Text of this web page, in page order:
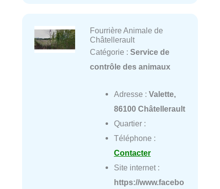
Fourrière Animale de
Châtellerault
Catégorie : Service de
contrôle des animaux
Adresse : Valette,
86100 Châtellerault
Quartier :
Téléphone :
Contacter
Site internet :
https://www.facebo